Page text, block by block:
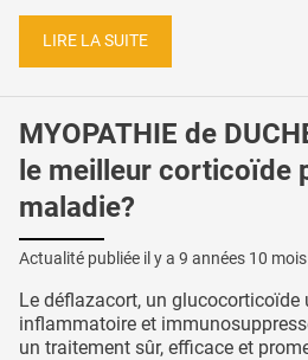
LIRE LA SUITE
MYOPATHIE de
le meilleur corticoïde
maladie?
Actualité publiée il y a 9 années 10 mois
Le déflazacort, un
inflammatoire et
un traitement sûr, efficace et